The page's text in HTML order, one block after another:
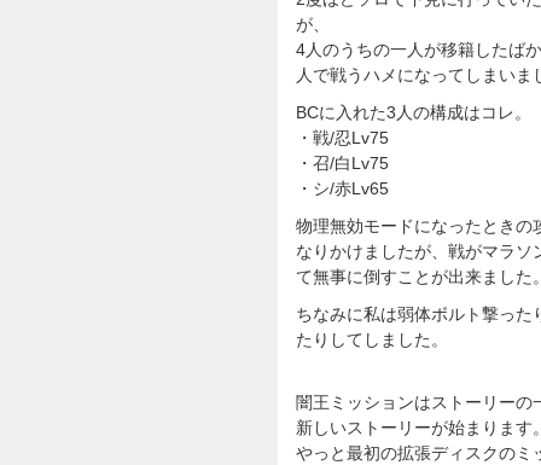
が、
4人のうちの一人が移籍したば
人で戦うハメになってしまいま
BCに入れた3人の構成はコレ。
・戦/忍Lv75
・召/白Lv75
・シ/赤Lv65
物理無効モードになったとき
なりかけましたが、戦がマラ
て無事に倒すことが出来ました
ちなみに私は弱体ボルト撃っ
たりしてしました。
闇王ミッションはストーリー
新しいストーリーが始まります
やっと最初の拡張ディスクの